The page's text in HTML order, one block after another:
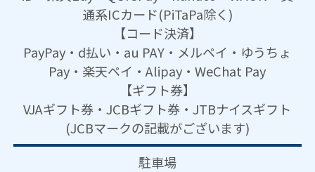
通系ICカード(PiTaPa除く)
【コード決済】
PayPay・d払い・au PAY・メルペイ・ゆうちょ
Pay・楽天ペイ・Alipay・WeChat Pay
【ギフト券】
VJAギフト券・JCBギフト券・JTBナイスギフト
(JCBマークの記載がございます)
駐車場